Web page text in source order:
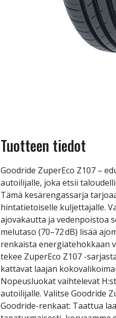
Tuotteen tiedot
Goodride ZuperEco Z107 –
autoilijalle, joka etsii
Tämä kesärengassarja
hintatietoiselle kuljettajalle.
ajovakautta ja vedenpoistoa
melutaso (70–72 dB) lisää
renkaista energiatehokkaan
tekee ZuperEco Z107 -
kattavat laajan
Nopeusluokat vaihtelevat
autoilijalle. Valitse Goodride
Goodride-renkaat: Taattua